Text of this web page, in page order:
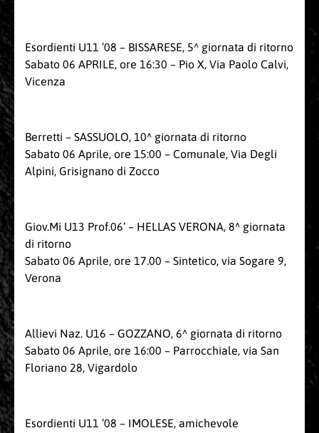
Esordienti U11 ’08 – BISSARESE, 5^ giornata di ritorno
Sabato 06 APRILE, ore 16:30 – Pio X, Via Paolo Calvi,
Vicenza
Berretti – SASSUOLO, 10^ giornata di ritorno
Sabato 06 Aprile, ore 15:00 – Comunale, Via Degli
Alpini, Grisignano di Zocco
Giov.Mi U13 Prof.06’ – HELLAS VERONA, 8^ giornata
di ritorno
Sabato 06 Aprile, ore 17.00 – Sintetico, via Sogare 9,
Verona
Allievi Naz. U16 – GOZZANO, 6^ giornata di ritorno
Sabato 06 Aprile, ore 16:00 – Parrocchiale, via San
Floriano 28, Vigardolo
Esordienti U11 ’08 – IMOLESE, amichevole